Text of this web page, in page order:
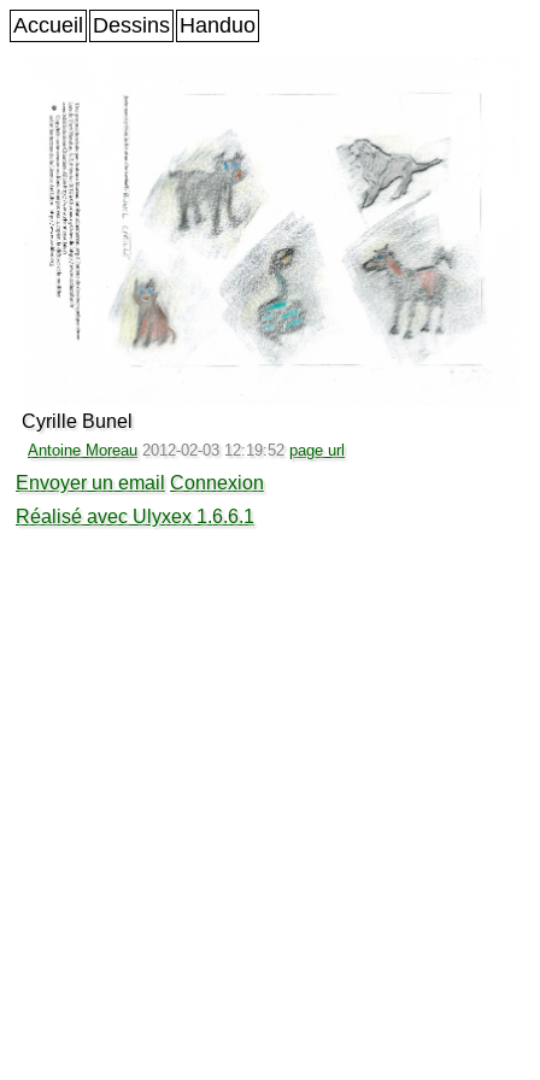
Accueil Dessins Handuo
Cyrille Bunel
Antoine Moreau 2012-02-03 12:19:52 page url
Envoyer un email Connexion
Réalisé avec Ulyxex 1.6.6.1